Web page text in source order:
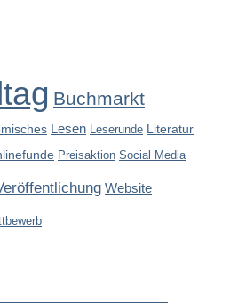
Buchmarkt
Lesen Leserunde Literatur
Preisaktion Social Media
Website